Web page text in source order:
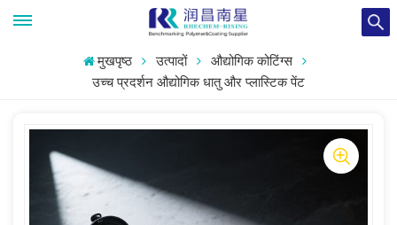
मुखपृष्ठ उत्पादों
औद्योगिक कोटिंग्स
उच्च प्रदर्शन औद्योगिक धातु और प्लास्टिक पेंट